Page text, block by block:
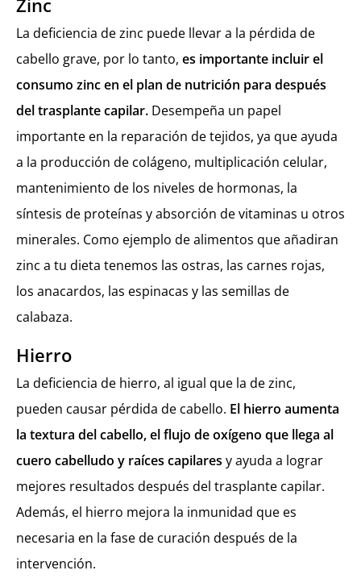
Zinc
La deficiencia de zinc puede llevar a la pérdida de
cabello grave, por lo tanto, es importante incluir el
consumo zinc en el plan de nutrición para después
del trasplante capilar. Desempeña un papel
importante en la reparación de tejidos, ya que ayuda
a la producción de colágeno, multiplicación celular,
mantenimiento de los niveles de hormonas, la
síntesis de proteínas y absorción de vitaminas u otros
minerales. Como ejemplo de alimentos que añadiran
zinc a tu dieta tenemos las ostras, las carnes rojas,
los anacardos, las espinacas y las semillas de
calabaza.
Hierro
La deficiencia de hierro, al igual que la de zinc,
pueden causar pérdida de cabello. El hierro aumenta
la textura del cabello, el flujo de oxígeno que llega al
cuero cabelludo y raíces capilares y ayuda a lograr
mejores resultados después del trasplante capilar.
Además, el hierro mejora la inmunidad que es
necesaria en la fase de curación después de la
intervención.